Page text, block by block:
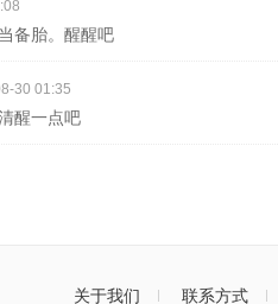
备胎。醒醒吧
30 01:35
醒一点吧
关于我们 联系方式